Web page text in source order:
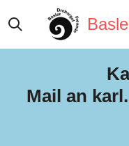
Hauptinhalt
springen
Mail an